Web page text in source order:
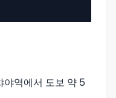
역에서 도보 약 5